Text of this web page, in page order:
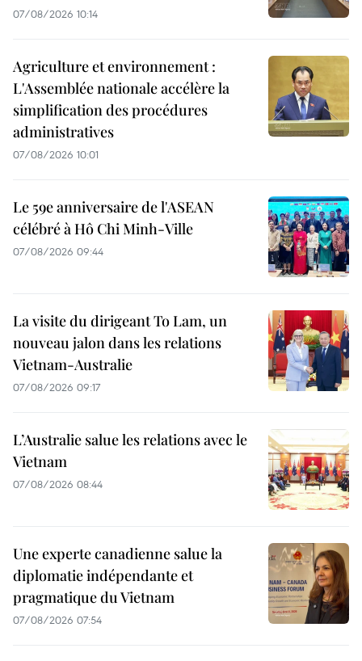
07/08/2026 10:14
Agriculture et environnement :
L'Assemblée nationale accélère la
simplification des procédures
administratives
07/08/2026 10:01
Le 59e anniversaire de l'ASEAN
célébré à Hô Chi Minh-Ville
07/08/2026 09:44
La visite du dirigeant To Lam, un
nouveau jalon dans les relations
Vietnam-Australie
07/08/2026 09:17
L’Australie salue les relations avec le
Vietnam
07/08/2026 08:44
Une experte canadienne salue la
diplomatie indépendante et
pragmatique du Vietnam
07/08/2026 07:54